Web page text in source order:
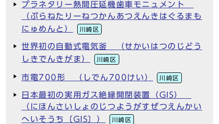
プラネタリー熱間圧延機歯車モニュメント
（ぷらねたりーねつかんあつえんきはぐるまも
にゅめんと）
川崎区
世界初の自動式電気釜 （せかいはつのじどう
しきでんきがま）
川崎区
市電700形 （しでん700けい） 川崎区
日本最初の実用ガス絶縁開閉装置（GIS）
（にほんさいしょのじつようがすぜつえんかい
へいそうち〔GIS〕）
川崎区